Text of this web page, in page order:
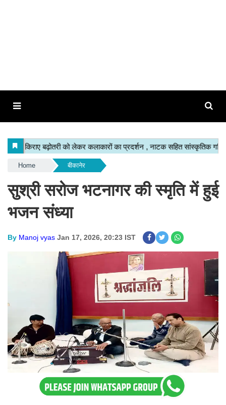
Home बीकानेर
सुश्री सरोज भटनागर की स्‍मृति में हुई
भजन संध्‍या
By Manoj vyas Jan 17, 2026, 20:23 IST